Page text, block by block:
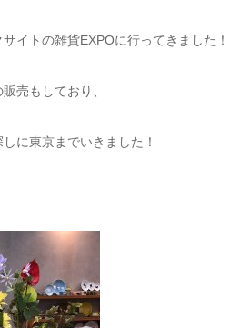
イトの雑貨EXPOに行ってきました！
売もしており、
に東京までいきました！